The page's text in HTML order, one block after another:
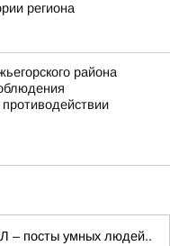
региона
района
– посты умных людей..